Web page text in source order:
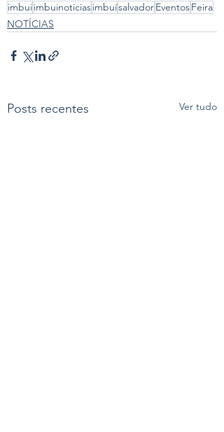
imbuiimbuinoticiasimbuísalvadorEventosFeira
NOTÍCIAS
Posts recentes Ver tudo